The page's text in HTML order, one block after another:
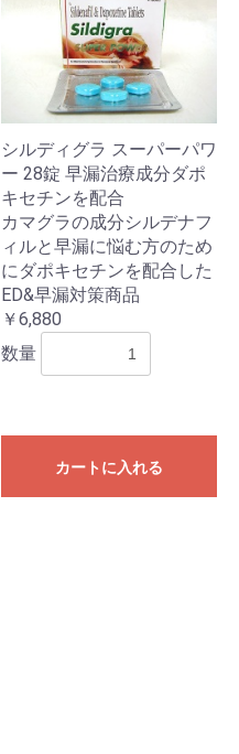
シルディグラ スーパーパワ
ー 28錠 早漏治療成分ダポ
キセチンを配合
カマグラの成分シルデナフ
ィルと早漏に悩む方のため
にダポキセチンを配合した
ED&早漏対策商品
￥6,880
数量
カートに入れる
カートへ進む